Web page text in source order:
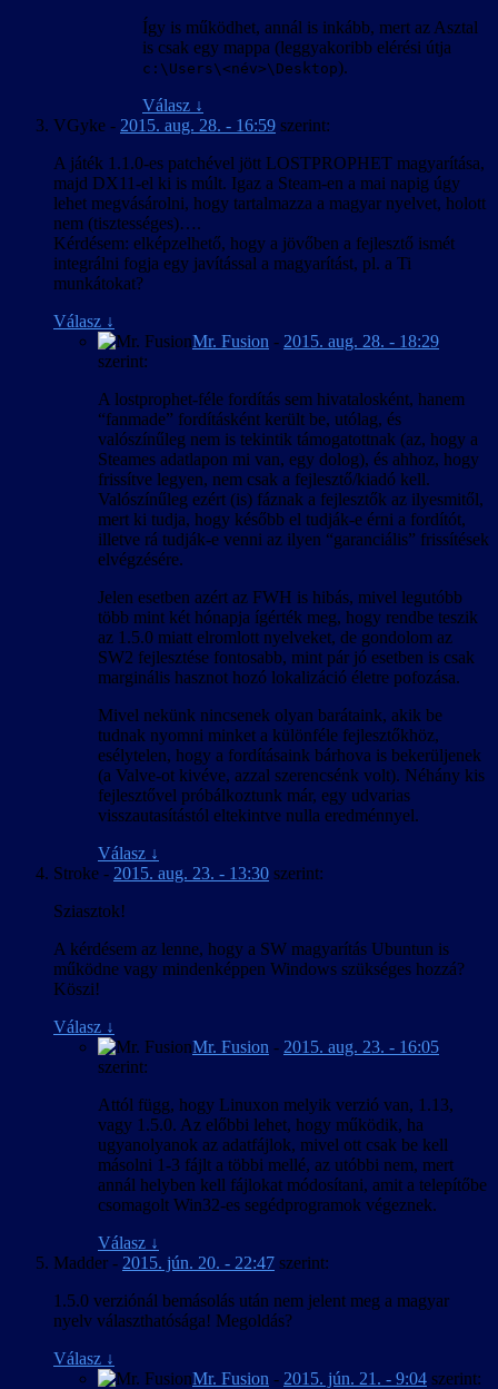
Így is működhet, annál is inkább, mert az Asztal
is csak egy mappa (leggyakoribb elérési útja
c:\Users\<név>\Desktop).
Válasz ↓
VGyke - 2015. aug. 28. - 16:59 szerint:
A játék 1.1.0-es patchével jött LOSTPROPHET magyarítása,
majd DX11-el ki is múlt. Igaz a Steam-en a mai napig úgy
lehet megvásárolni, hogy tartalmazza a magyar nyelvet, holott
nem (tisztességes)….
Kérdésem: elképzelhető, hogy a jövőben a fejlesztő ismét
integrálni fogja egy javítással a magyarítást, pl. a Ti
munkátokat?
Válasz ↓
Mr. Fusion - 2015. aug. 28. - 18:29
szerint:
A lostprophet-féle fordítás sem hivatalosként, hanem
“fanmade” fordításként került be, utólag, és
valószínűleg nem is tekintik támogatottnak (az, hogy a
Steames adatlapon mi van, egy dolog), és ahhoz, hogy
frissítve legyen, nem csak a fejlesztő/kiadó kell.
Valószínűleg ezért (is) fáznak a fejlesztők az ilyesmitől,
mert ki tudja, hogy később el tudják-e érni a fordítót,
illetve rá tudják-e venni az ilyen “garanciális” frissítések
elvégzésére.
Jelen esetben azért az FWH is hibás, mivel legutóbb
több mint két hónapja ígérték meg, hogy rendbe teszik
az 1.5.0 miatt elromlott nyelveket, de gondolom az
SW2 fejlesztése fontosabb, mint pár jó esetben is csak
marginális hasznot hozó lokalizáció életre pofozása.
Mivel nekünk nincsenek olyan barátaink, akik be
tudnak nyomni minket a különféle fejlesztőkhöz,
esélytelen, hogy a fordításaink bárhova is bekerüljenek
(a Valve-ot kivéve, azzal szerencsénk volt). Néhány kis
fejlesztővel próbálkoztunk már, egy udvarias
visszautasítástól eltekintve nulla eredménnyel.
Válasz ↓
Stroke - 2015. aug. 23. - 13:30 szerint:
Sziasztok!
A kérdésem az lenne, hogy a SW magyarítás Ubuntun is
működne vagy mindenképpen Windows szükséges hozzá?
Köszi!
Válasz ↓
Mr. Fusion - 2015. aug. 23. - 16:05
szerint:
Attól függ, hogy Linuxon melyik verzió van, 1.13,
vagy 1.5.0. Az előbbi lehet, hogy működik, ha
ugyanolyanok az adatfájlok, mivel ott csak be kell
másolni 1-3 fájlt a többi mellé, az utóbbi nem, mert
annál helyben kell fájlokat módosítani, amit a telepítőbe
csomagolt Win32-es segédprogramok végeznek.
Válasz ↓
Madder - 2015. jún. 20. - 22:47 szerint:
1.5.0 verziónál bemásolás után nem jelent meg a magyar
nyelv választhatósága! Megoldás?
Válasz ↓
Mr. Fusion - 2015. jún. 21. - 9:04 szerint: